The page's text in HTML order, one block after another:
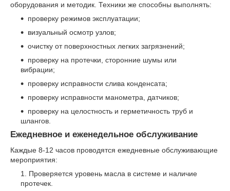
оборудования и методик. Техники же способны выполнять:
проверку режимов эксплуатации;
визуальный осмотр узлов;
очистку от поверхностных легких загрязнений;
проверку на протечки, сторонние шумы или
вибрации;
проверку исправности слива конденсата;
проверку исправности манометра, датчиков;
проверку на целостность и герметичность труб и
шлангов.
Ежедневное и еженедельное обслуживание
Каждые 8-12 часов проводятся ежедневные обслуживающие
мероприятия:
Проверяется уровень масла в системе и наличие
протечек.